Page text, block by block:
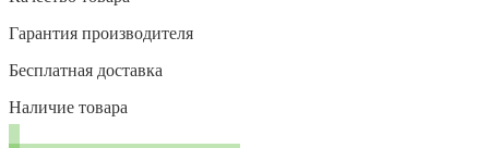
Гарантия производителя
Бесплатная доставка
Наличие товара